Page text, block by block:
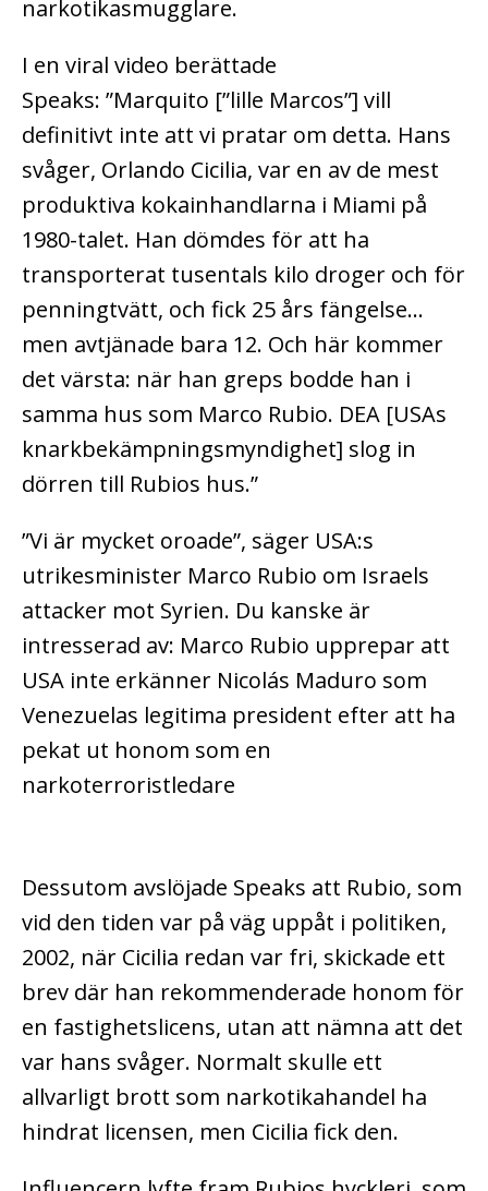
narkotikasmugglare.
I en viral video berättade
Speaks: ”Marquito [”lille Marcos”] vill
definitivt inte att vi pratar om detta. Hans
svåger, Orlando Cicilia, var en av de mest
produktiva kokainhandlarna i Miami på
1980-talet. Han dömdes för att ha
transporterat tusentals kilo droger och för
penningtvätt, och fick 25 års fängelse…
men avtjänade bara 12. Och här kommer
det värsta: när han greps bodde han i
samma hus som Marco Rubio. DEA [USAs
knarkbekämpningsmyndighet] slog in
dörren till Rubios hus.”
”Vi är mycket oroade”, säger USA:s
utrikesminister Marco Rubio om Israels
attacker mot Syrien. Du kanske är
intresserad av: Marco Rubio upprepar att
USA inte erkänner Nicolás Maduro som
Venezuelas legitima president efter att ha
pekat ut honom som en
narkoterroristledare
Dessutom avslöjade Speaks att Rubio, som
vid den tiden var på väg uppåt i politiken,
2002, när Cicilia redan var fri, skickade ett
brev där han rekommenderade honom för
en fastighetslicens, utan att nämna att det
var hans svåger. Normalt skulle ett
allvarligt brott som narkotikahandel ha
hindrat licensen, men Cicilia fick den.